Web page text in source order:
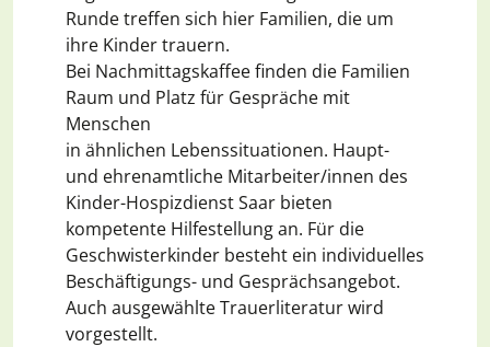
Runde treffen sich hier Familien, die um
ihre Kinder trauern.
Bei Nachmittagskaffee finden die Familien
Raum und Platz für Gespräche mit
Menschen
in ähnlichen Lebenssituationen. Haupt-
und ehrenamtliche Mitarbeiter/innen des
Kinder-Hospizdienst Saar bieten
kompetente Hilfestellung an. Für die
Geschwisterkinder besteht ein individuelles
Beschäftigungs- und Gesprächsangebot.
Auch ausgewählte Trauerliteratur wird
vorgestellt.